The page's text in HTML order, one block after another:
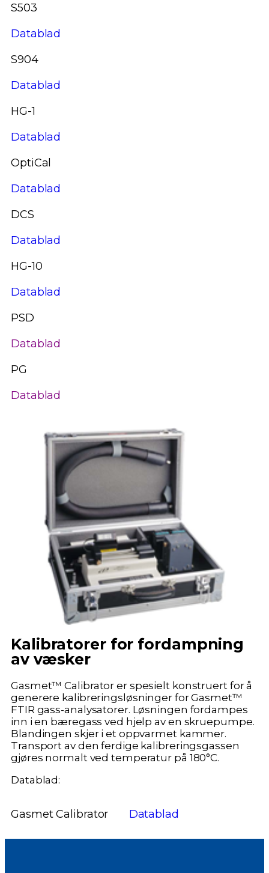
S503
Datablad
S904
Datablad
HG-1
Datablad
OptiCal
Datablad
DCS
Datablad
HG-10
Datablad
PSD
Datablad
PG
Datablad
Kalibratorer for fordampning
av væsker
Gasmet™ Calibrator er spesielt konstruert for å
generere kalibreringsløsninger for Gasmet™
FTIR gass-analysatorer. Løsningen fordampes
inn i en bæregass ved hjelp av en skruepumpe.
Blandingen skjer i et oppvarmet kammer.
Transport av den ferdige kalibreringsgassen
gjøres normalt ved temperatur på 180°C.
Datablad:
Gasmet Calibrator Datablad